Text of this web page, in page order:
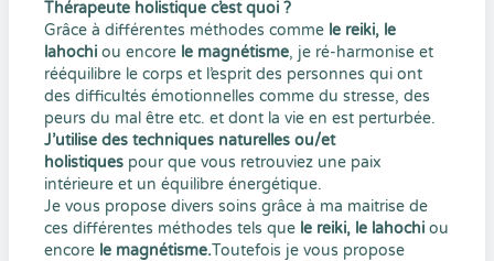
Thérapeute holistique c’est quoi ?
Grâce à différentes méthodes comme le reiki, le
lahochi ou encore le magnétisme, je ré-harmonise et
rééquilibre le corps et l’esprit des personnes qui ont
des difficultés émotionnelles comme du stresse, des
peurs du mal être etc. et dont la vie en est perturbée.
J’utilise des techniques naturelles ou/et
holistiques pour que vous retrouviez une paix
intérieure et un équilibre énergétique.
Je vous propose divers soins grâce à ma maitrise de
ces différentes méthodes tels que le reiki, le lahochi ou
encore le magnétisme.Toutefois je vous propose